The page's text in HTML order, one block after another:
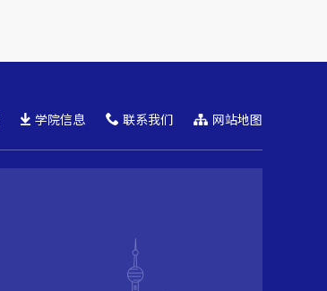
学院信息 联系我们 网站地图